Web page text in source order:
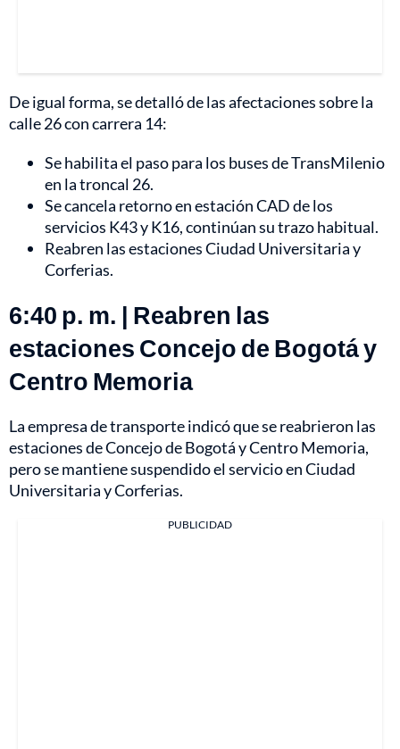
De igual forma, se detalló de las afectaciones sobre la
calle 26 con carrera 14:
Se habilita el paso para los buses de TransMilenio
en la troncal 26.
Se cancela retorno en estación CAD de los
servicios K43 y K16, continúan su trazo habitual.
Reabren las estaciones Ciudad Universitaria y
Corferias.
6:40 p. m. | Reabren las
estaciones Concejo de Bogotá y
Centro Memoria
La empresa de transporte indicó que se reabrieron las
estaciones de Concejo de Bogotá y Centro Memoria,
pero se mantiene suspendido el servicio en Ciudad
Universitaria y Corferias.
PUBLICIDAD